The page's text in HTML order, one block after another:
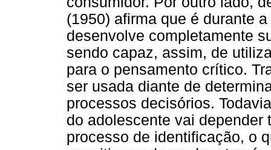
(1950) afirma que é durante
desenvolve completamente
sendo capaz, assim, de
para o pensamento crítico.
ser usada diante de
processos decisórios.
do adolescente vai
processo de identificação, o